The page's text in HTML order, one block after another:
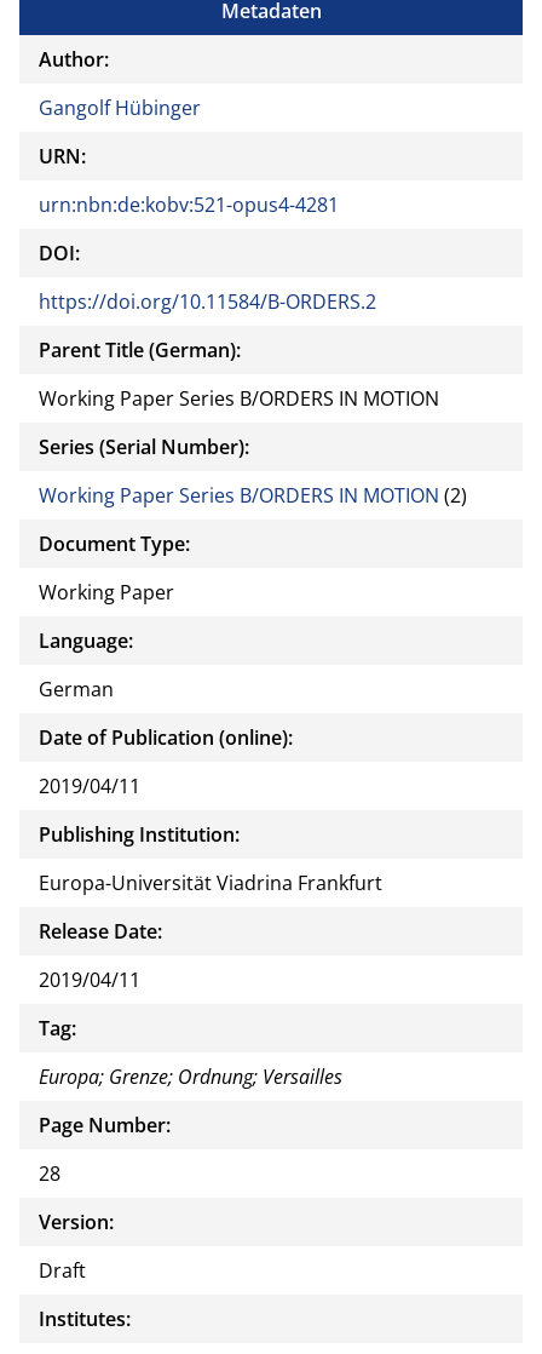
this
Metadaten
Author:
Gangolf Hübinger
URN:
urn:nbn:de:kobv:521-opus4-4281
DOI:
https://doi.org/10.11584/B-ORDERS.2
Parent Title (German):
Working Paper Series B/ORDERS IN MOTION
Series (Serial Number):
Working Paper Series B/ORDERS IN MOTION (2)
Document Type:
Working Paper
Language:
German
Date of Publication (online):
2019/04/11
Publishing Institution:
Europa-Universität Viadrina Frankfurt
Release Date:
2019/04/11
Tag:
Europa; Grenze; Ordnung; Versailles
Page Number:
28
Version:
Draft
Institutes: